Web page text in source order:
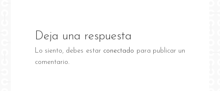
Deja una respuesta
Lo siento, debes estar conectado para publicar un
comentario.